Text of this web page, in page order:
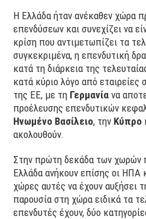
Η Ελλάδα ήταν ανέκαθεν χώρα
επενδύσεων και συνεχίζει να
κρίση που αντιμετωπίζει τα
συγκεκριμένα, η επενδυτική
κατά τη διάρκεια της
κατά κύριο λόγο από
της ΕΕ, με τη Γερμανία να
προέλευσης επενδυτικών
Ηνωμένο Βασίλειο, την Κύπρο
ακολουθούν.
Στην πρώτη δεκάδα των χωρών
Ελλάδα ανήκουν επίσης οι ΗΠΑ
χώρες αυτές να έχουν αυξήσει
παρουσία στη χώρα ειδικά τα
επενδυτές έχουν, δύο